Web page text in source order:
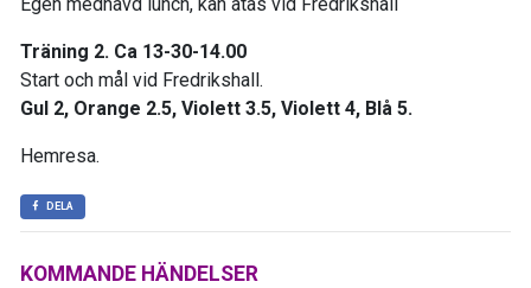
KOMMANDE HÄNDELSER
Träning 2. Ca 13-30-14.00
Start och mål vid Fredrikshall.
Gul 2, Orange 2.5, Violett 3.5, Violett 4, Blå 5.
Hemresa.
DELA